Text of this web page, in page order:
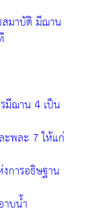
สมาบัติ มีฌาน
มีฌาน 4 เป็น
ะพละ 7 ให้แก่
การอธิษฐาน
าบน้ำ